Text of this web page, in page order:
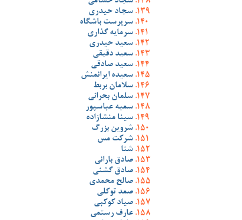
سجاد حیدری
سرپرست باشگاه
سرمایه گذاری
سعید حیدری
سعید دقیقی
سعید صادقی
سعیده ایرانمنش
سلامان بربط
سلمان بحرانی
سمیه عباسپور
سینا منشازاده
شروین بزرگ
شرکت مس
شنا
صادق بارانی
صادق گشنی
صالح محمدی
صمد توکلی
صیاد کوکبی
عارف رستمی